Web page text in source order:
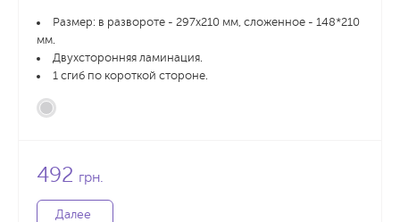
Размер: в развороте - 297х210 мм, сложенное - 148*210
мм.
Двухсторонняя ламинация.
1 сгиб по короткой стороне.
492 грн.
Далее